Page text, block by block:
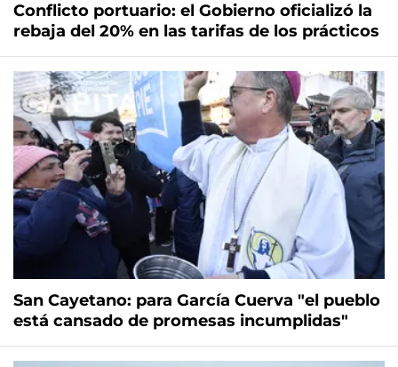
Conflicto portuario: el Gobierno oficializó la
rebaja del 20% en las tarifas de los prácticos
San Cayetano: para García Cuerva "el pueblo
está cansado de promesas incumplidas"